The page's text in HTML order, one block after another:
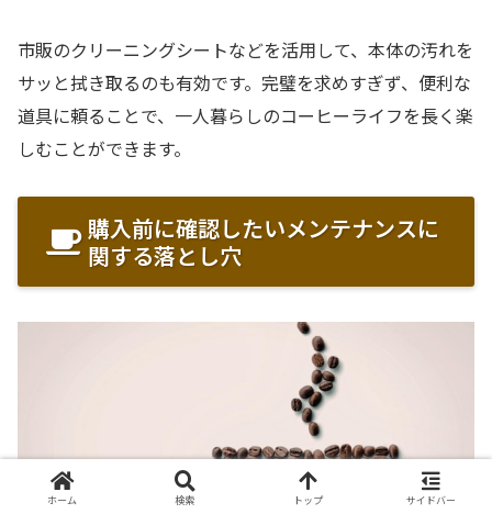
市販のクリーニングシートなどを活用して、本体の汚れを
サッと拭き取るのも有効です。完璧を求めすぎず、便利な
道具に頼ることで、一人暮らしのコーヒーライフを長く楽
しむことができます。
購入前に確認したいメンテナンスに
関する落とし穴
ホーム 検索 トップ サイドバー